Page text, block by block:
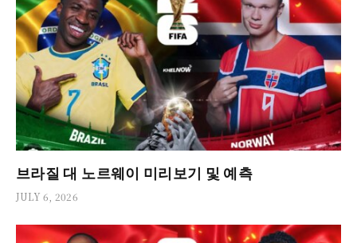
브라질 대 노르웨이 미리보기 및 예측
JULY 6, 2026